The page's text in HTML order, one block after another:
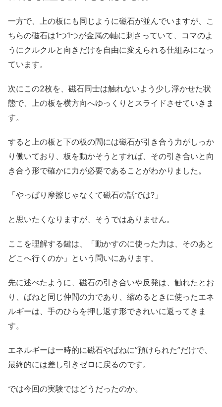
一方で、上の板にも同じように磁石が並んでいますが、こ
ちらの磁石は1つ1つが金属の軸に刺さっていて、コマのよ
うにクルクルと向きだけを自由に変えられる仕組みになっ
ています。
次にこの2枚を、磁石同士は触れないよう少し浮かせた状
態で、上の板を横方向へゆっくりとスライドさせていきま
す。
すると上の板と下の板の間には磁石が引き合う力がしっか
り働いており、板を動かそうとすれば、その引き合いと向
き合う形で確かに力が必要であることがわかりました。
「やっぱり摩擦じゃなくて磁石の話では?」
と思いたくなりますが、そうではありません。
ここを理解する鍵は、「動かすのに使った力は、そのあと
どこへ行くのか」という問いにあります。
先に述べたように、磁石の引き合いや反発は、触れたとお
り、ばねと同じ仲間の力であり、縮めるときに使ったエネ
ルギーは、手のひらを押し返す形できれいに返ってきま
す。
エネルギーは一時的に磁石やばねに”預けられた”だけで、
最終的には差し引きゼロに戻るのです。
では今回の実験ではどうだったのか。